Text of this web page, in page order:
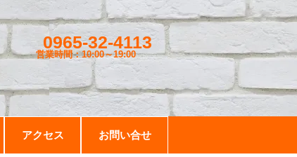
0965-32-4113
営業時間：10:00～19:00
アクセス お問い合せ